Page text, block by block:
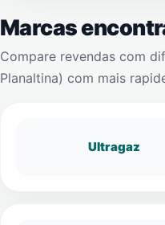
Marcas
Compare revendas com
Planaltina) com mais
Ultragaz